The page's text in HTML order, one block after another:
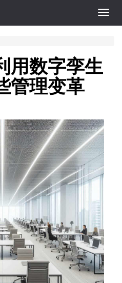
切
用数字孪生
管理变革